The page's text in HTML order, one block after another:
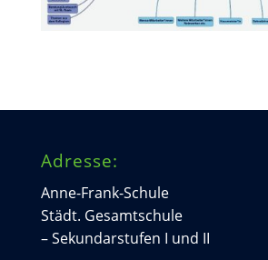
Adresse:
Anne-Frank-Schule
Städt. Gesamtschule
– Sekundarstufen I und II